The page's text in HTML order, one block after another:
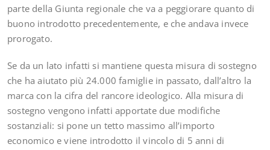
parte della Giunta regionale che va a peggiorare quanto di
buono introdotto precedentemente, e che andava invece
prorogato.
Se da un lato infatti si mantiene questa misura di sostegno
che ha aiutato più 24.000 famiglie in passato, dall’altro la
marca con la cifra del rancore ideologico. Alla misura di
sostegno vengono infatti apportate due modifiche
sostanziali: si pone un tetto massimo all’importo
economico e viene introdotto il vincolo di 5 anni di